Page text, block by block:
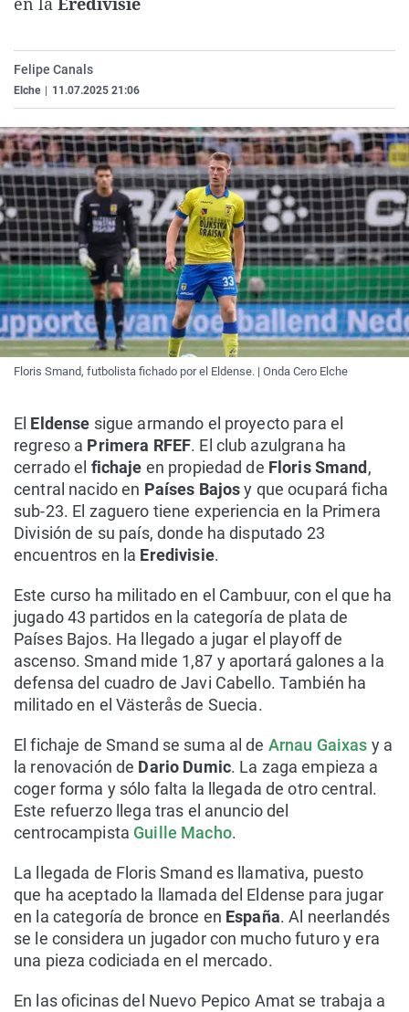
Gente viajera
Retornados
Operación Viuda
Galicia
Navarra
País Vasco
Televisión
Felipe Canals
Elche 11.07.2025 21:06
Floris Smand, futbolista fichado por el Eldense. | Onda Cero Elche
El Eldense sigue armando el proyecto para el
regreso a Primera RFEF. El club azulgrana ha
cerrado el fichaje en propiedad de Floris Smand ,
central nacido en Países Bajosy que ocupará ficha
sub-23. El zaguero tiene experiencia en la Primera
División de su país, donde ha disputado 23
encuentros en la Eredivisie.
Este curso ha militado en el Cambuur, con el que ha
jugado 43 partidos en la categoría de plata de
Países Bajos. Ha llegado a jugar el playoff de
ascenso. Smand mide 1,87 y aportará galones a la
defensa del cuadro de Javi Cabello. También ha
militado en el Västerås de Suecia.
El fichaje de Smand se suma al de Arnau Gaixas y a
la renovación de Dario Dumic. La zaga empieza a
coger forma y sólo falta la llegada de otro central.
Este refuerzo llega tras el anuncio del
centrocampista Guille Macho.
La llegada de Floris Smand es llamativa, puesto
que ha aceptado la llamada del Eldense para jugar
en la categoría de bronce en España. Al neerlandés
se le considera un jugador con mucho futuro y era
una pieza codiciada en el mercado.
En las oficinas del Nuevo Pepico Amat se trabaja a